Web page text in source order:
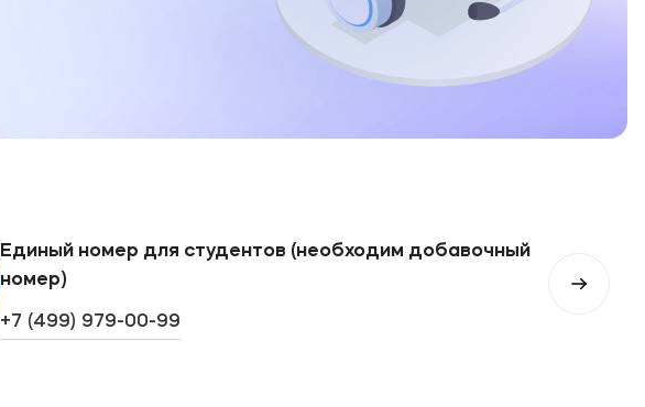
Единый номер для студентов (необходим добавочный
номер)
+7 (499) 979-00-99